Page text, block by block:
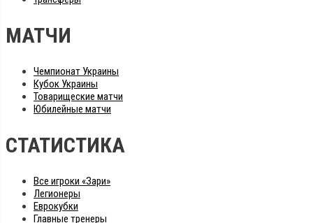
МАТЧИ
Чемпионат Украины
Кубок Украины
Товарищеские матчи
Юбилейные матчи
СТАТИСТИКА
Все игроки «Зари»
Легионеры
Еврокубки
Главные тренеры